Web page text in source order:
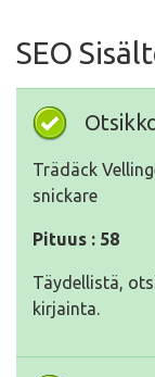
SEO
Trädäck
snickare
Pituus : 58
Täydellistä,
kirjainta.